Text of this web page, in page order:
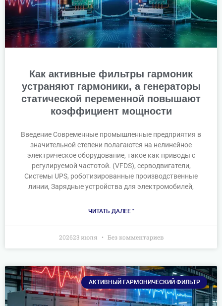
Как активные фильтры гармоник
устраняют гармоники, а генераторы
статической переменной повышают
коэффициент мощности
Введение Современные промышленные предприятия в
значительной степени полагаются на нелинейное
электрическое оборудование, такое как приводы с
регулируемой частотой. (VFDS), серводвигатели,
Системы UPS, роботизированные производственные
линии, Зарядные устройства для электромобилей,
ЧИТАТЬ ДАЛЕЕ "
202623 июля Без комментариев
АКТИВНЫЙ ГАРМОНИЧЕСКИЙ ФИЛЬТР